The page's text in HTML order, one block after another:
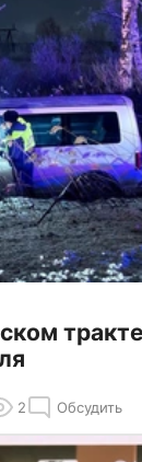
2 Обсудить